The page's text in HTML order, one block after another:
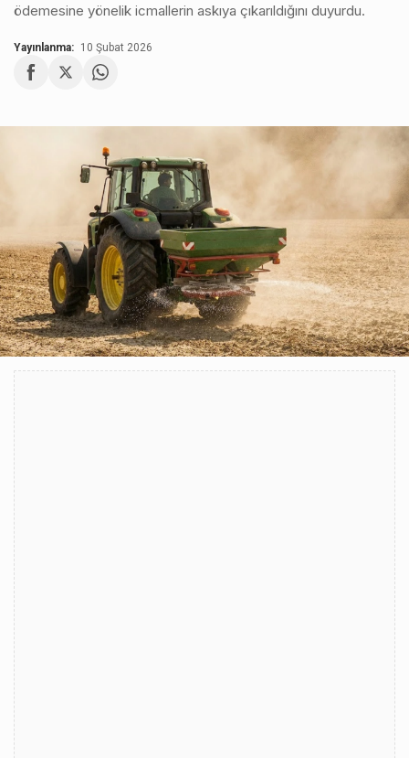
ödemesine yönelik icmallerin askıya çıkarıldığını duyurdu.
Yayınlanma: 10 Şubat 2026